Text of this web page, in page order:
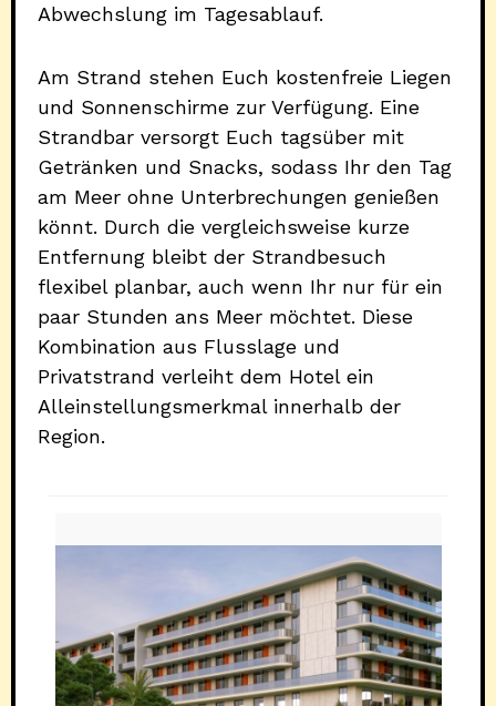
Abwechslung im Tagesablauf.
Am Strand stehen Euch kostenfreie Liegen
und Sonnenschirme zur Verfügung. Eine
Strandbar versorgt Euch tagsüber mit
Getränken und Snacks, sodass Ihr den Tag
am Meer ohne Unterbrechungen genießen
könnt. Durch die vergleichsweise kurze
Entfernung bleibt der Strandbesuch
flexibel planbar, auch wenn Ihr nur für ein
paar Stunden ans Meer möchtet. Diese
Kombination aus Flusslage und
Privatstrand verleiht dem Hotel ein
Alleinstellungsmerkmal innerhalb der
Region.